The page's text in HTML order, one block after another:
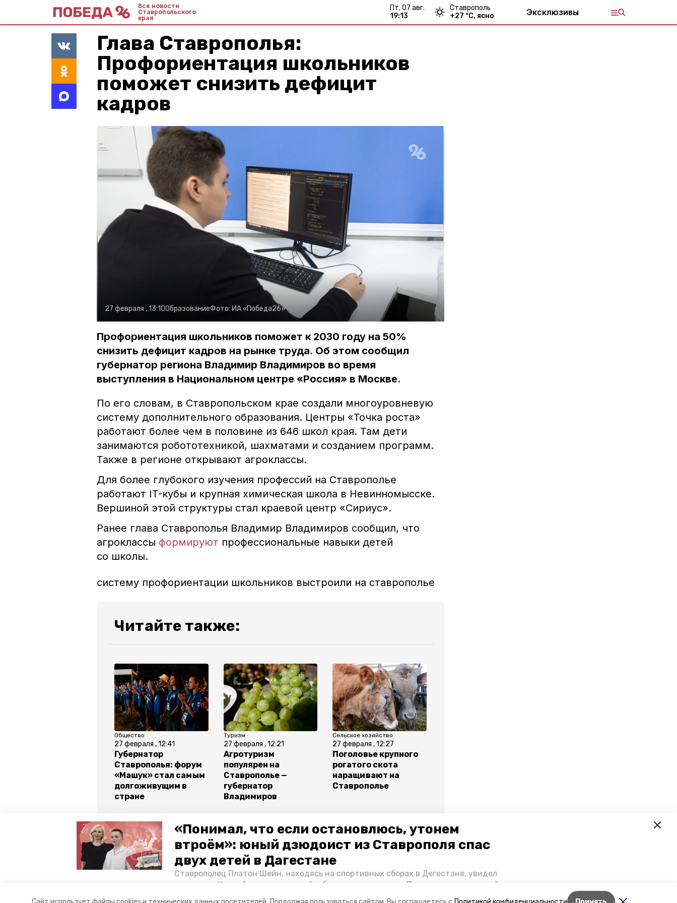
«Понимал, что если остановлюсь, утонем
втроём»: юный дзюдоист из Ставрополя спас
двух детей в Дагестане
Ставрополец Платон Шейн, находясь на спортивных сборах в Дегестане, увидел
тонущих в Каспийском море детей и бросился на помощь. По возвращении домой,
Все новости
Ставропольского
края
пт, 07 авг.
19:13
Ставрополь
+27 °С, ясно Эксклюзивы
Глава Ставрополья:
Профориентация школьников
поможет снизить дефицит
кадров
27 февраля , 13:10ОбразованиеФото: ИА «Победа26»
Профориентация школьников поможет к 2030 году на 50%
снизить дефицит кадров на рынке труда. Об этом сообщил
губернатор региона Владимир Владимиров во время
выступления в Национальном центре «Россия» в Москве.
По его словам, в Ставропольском крае создали многоуровневую
систему дополнительного образования. Центры «Точка роста»
работают более чем в половине из 646 школ края. Там дети
занимаются робототехникой, шахматами и созданием программ.
Также в регионе открывают агроклассы.
Для более глубокого изучения профессий на Ставрополье
работают IT-кубы и крупная химическая школа в Невинномысске.
Вершиной этой структуры стал краевой центр «Сириус».
Ранее глава Ставрополья Владимир Владимиров сообщил, что
агроклассы формируют профессиональные навыки детей
со школы.
систему профориентации школьников выстроили на ставрополье
Читайте также:
Общество
27 февраля , 12:41
Губернатор
Ставрополья: форум
«Машук» стал самым
долгоживущим в
стране
Туризм
27 февраля , 12:21
Агротуризм
популярен на
Ставрополье —
губернатор
Владимиров
Сельское хозяйство
27 февраля , 12:27
Поголовье крупного
рогатого скота
наращивают на
Ставрополье
Все новости
ставропольский край образование губернатора владимир владимиров